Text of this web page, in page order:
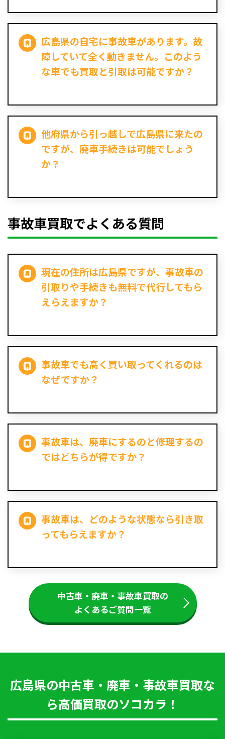
広島県の自宅に事故車があります。故
障していて全く動きません。このよう
な車でも買取と引取は可能ですか？
他府県から引っ越しで広島県に来たの
ですが、廃車手続きは可能でしょう
か？
事故車買取でよくある質問
現在の住所は広島県ですが、事故車の
引取りや手続きも無料で代行してもら
えらえますか？
事故車でも高く買い取ってくれるのは
なぜですか？
事故車は、廃車にするのと修理するの
ではどちらが得ですか？
事故車は、どのような状態なら引き取
ってもらえますか？
中古車・廃車・事故車買取の
よくあるご質問一覧
広島県の中古車・廃車・事故車買取な
ら高価買取のソコカラ！